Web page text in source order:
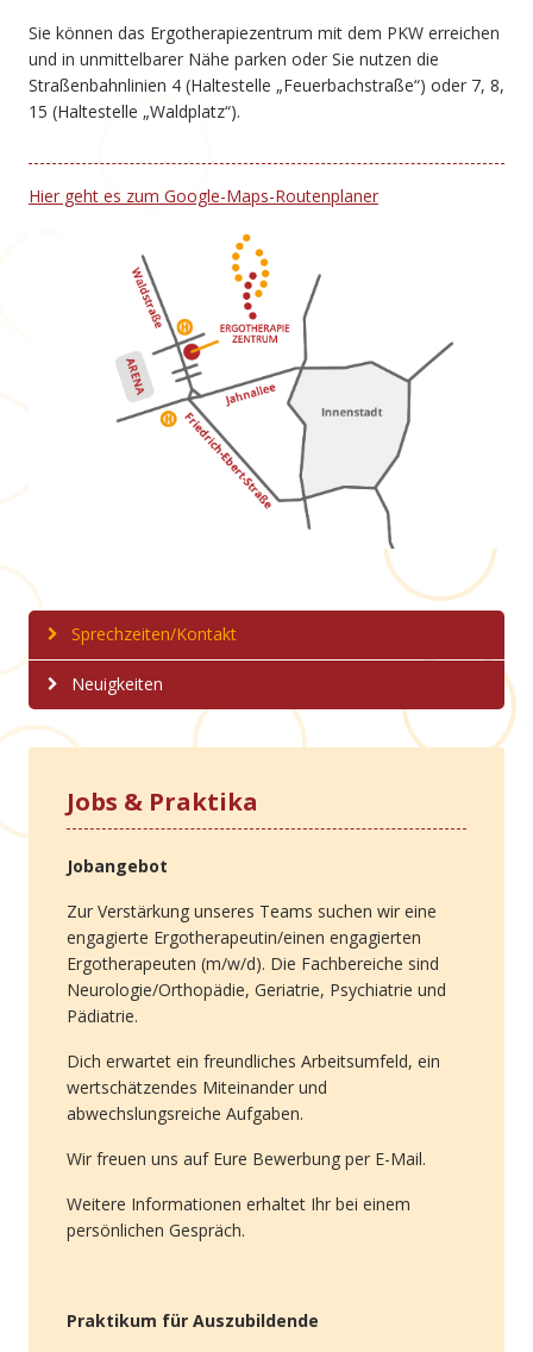
Sie können das Ergotherapiezentrum mit dem PKW erreichen
und in unmittelbarer Nähe parken oder Sie nutzen die
Straßenbahnlinien 4 (Haltestelle „Feuerbachstraße“) oder 7, 8,
15 (Haltestelle „Waldplatz“).
Hier geht es zum Google-Maps-Routenplaner
Sprechzeiten/Kontakt
Neuigkeiten
Jobs & Praktika
Jobangebot
Zur Verstärkung unseres Teams suchen wir eine
engagierte Ergotherapeutin/einen engagierten
Ergotherapeuten (m/w/d). Die Fachbereiche sind
Neurologie/Orthopädie, Geriatrie, Psychiatrie und
Pädiatrie.
Dich erwartet ein freundliches Arbeitsumfeld, ein
wertschätzendes Miteinander und
abwechslungsreiche Aufgaben.
Wir freuen uns auf Eure Bewerbung per E-Mail.
Weitere Informationen erhaltet Ihr bei einem
persönlichen Gespräch.
Praktikum für Auszubildende